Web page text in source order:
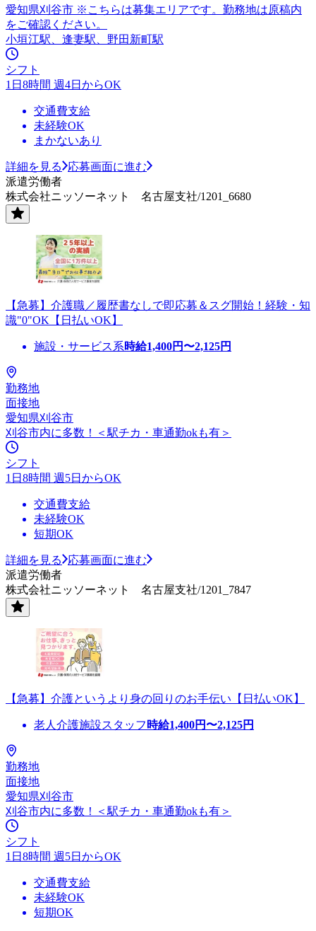
愛知県刈谷市 ※こちらは募集エリアです。勤務地は原稿内
をご確認ください。
小垣江駅、逢妻駅、野田新町駅
シフト
1日8時間 週4日からOK
交通費支給
未経験OK
まかないあり
詳細を見る
応募画面に進む
派遣労働者
株式会社ニッソーネット 名古屋支社/1201_6680
【急募】介護職／履歴書なしで即応募＆スグ開始！経験・知
識"0"OK【日払いOK】
施設・サービス系時給1,400円〜2,125円
勤務地
面接地
愛知県刈谷市
刈谷市内に多数！＜駅チカ・車通勤okも有＞
シフト
1日8時間 週5日からOK
交通費支給
未経験OK
短期OK
詳細を見る
応募画面に進む
派遣労働者
株式会社ニッソーネット 名古屋支社/1201_7847
【急募】介護というより身の回りのお手伝い【日払いOK】
老人介護施設スタッフ 時給1,400円〜2,125円
勤務地
面接地
愛知県刈谷市
刈谷市内に多数！＜駅チカ・車通勤okも有＞
シフト
1日8時間 週5日からOK
交通費支給
未経験OK
短期OK